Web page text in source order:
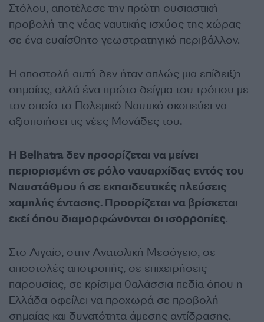
Στόλου, αποτέλεσε την πρώτη ουσιαστική
προβολή της νέας ναυτικής ισχύος της χώρας
σε ένα ευαίσθητο γεωστρατηγικό περιβάλλον.
Η αποστολή αυτή δεν ήταν απλώς μια επίδειξη
σημαίας, αλλά ένα πρώτο δείγμα του τρόπου με
τον οποίο το Πολεμικό Ναυτικό σκοπεύει να
αξιοποιήσει τις νέες Μονάδες του.
Η Belhatra δεν προορίζεται να μείνει
περιορισμένη σε ρόλο ναυαρχίδας εντός του
Ναυστάθμου ή σε εκπαιδευτικές πλεύσεις
χαμηλής έντασης. Προορίζεται να βρίσκεται
εκεί όπου διαμορφώνονται οι ισορροπίες.
Στο Αιγαίο, στην Ανατολική Μεσόγειο, σε
αποστολές αποτροπής, σε επιχειρήσεις
παρουσίας, σε κρίσιμα θαλάσσια πεδία όπου η
Ελλάδα οφείλει να προχωρά σε προβολή
σημαίας και δυνατότητα άμεσης αντίδρασης.